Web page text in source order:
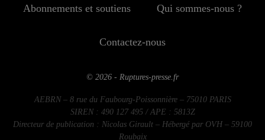
Abonnements et soutiens Qui sommes-nous ?
Contactez-nous
© 2026 - Ruptures-presse.fr
AEBRN – 8 rue du Faubourg-Poissonnière – 75010 PARIS
SIREN : 490 127 495 / APE : 5813Z
Directeur de publication : Nicolas Girault – Hébergé par OVH – 59100
Roubaix